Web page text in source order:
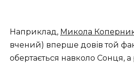
Наприклад, Микола
вчений) вперше довів той
обертається навколо Сонця,